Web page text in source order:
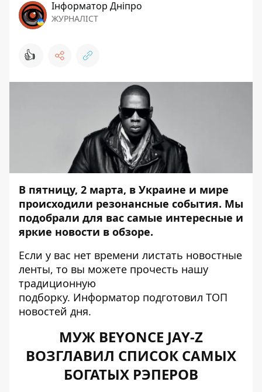
Інформатор Дніпро
ЖУРНАЛІСТ
👍
В пятницу, 2 марта, в Украине и мире
происходили резонансные события. Мы
подобрали для вас самые интересные и
яркие новости в обзоре.
Если у вас нет времени листать новостные
ленты, то вы можете прочесть нашу
традиционную
подборку. Информатор подготовил ТОП
новостей дня.
МУЖ BEYONCE JAY-Z
ВОЗГЛАВИЛ СПИСОК САМЫХ
БОГАТЫХ РЭПЕРОВ